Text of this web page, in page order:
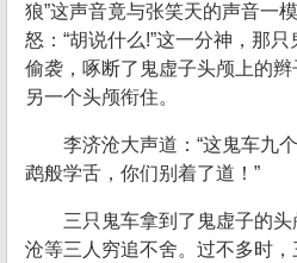
狼”这声音竟与张笑天的声音一
怒：“胡说什么!”这一分神，那
偷袭，啄断了鬼虚子头颅上的
另一个头颅衔住。
李济沧大声道：“这鬼车九
鹉般学舌，你们别着了道！”
三只鬼车拿到了鬼虚子的
沧等三人穷追不舍。过不多时，